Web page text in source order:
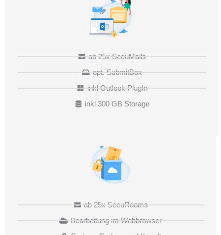
ab 25x SecuMails
opt. SubmitBox
inkl Outlook PlugIn
inkl 300 GB Storage
ab 25x SecuRooms
Bearbeitung im Webbrowser